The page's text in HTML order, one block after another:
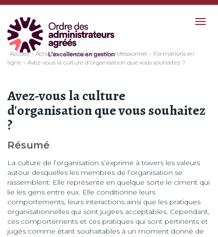
Accueil Activités Développement professionnel
Formations en
ligne
Avez-vous la culture d'organisation que vous souhaitez ?
Avez-vous la culture
d'organisation que vous souhaitez
?
Résumé
La culture de l’organisation s’exprime à travers les valeurs
autour desquelles les membres de l’organisation se
rassemblent. Elle représente en quelque sorte le ciment qui
lie les gens entre eux. Elle conditionne leurs
comportements, leurs interactions ainsi que les pratiques
organisationnelles qui sont jugées acceptables. Cependant,
ces comportements et ces pratiques qui sont pertinents et
jugés comme étant souhaitables à un moment donné de